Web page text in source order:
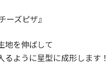
ーズピザ』
地を伸ばして
るように星型に成形します！